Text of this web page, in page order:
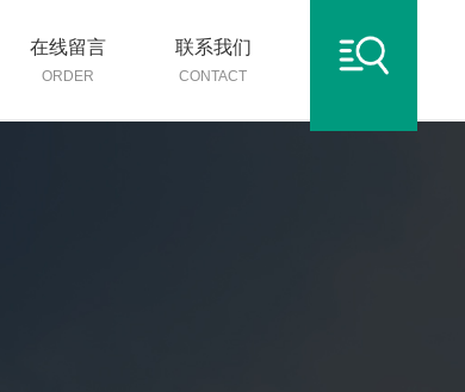
在线留言
ORDER
联系我们
CONTACT